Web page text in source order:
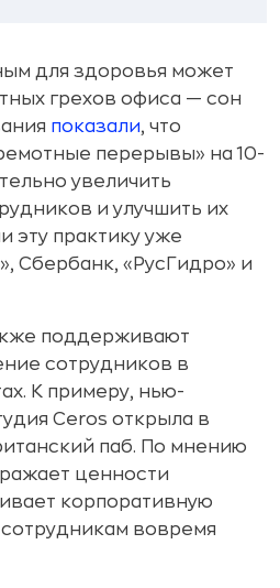
для здоровья может
грехов офиса — сон
показали, что
перерывы» на 10-
увеличить
и улучшить их
эту практику уже
Сбербанк, «РусГидро» и
поддерживают
сотрудников в
К примеру, нью-
Ceros открыла в
паб. По мнению
ценности
корпоративную
сотрудникам вовремя